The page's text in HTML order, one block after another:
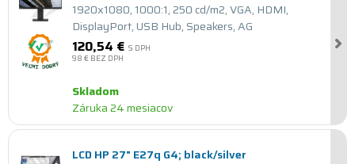
1920x1080, 1000:1, 250 cd/m2, VGA, HDMI,
DisplayPort, USB Hub, Speakers, AG
120,54 € S DPH
98 € BEZ DPH
Skladom
Záruka 24 mesiacov
LCD HP 27" E27q G4; black/silver